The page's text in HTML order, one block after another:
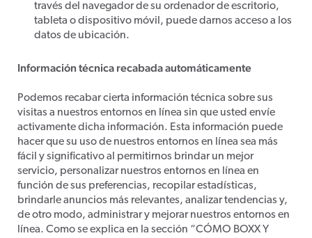
través del navegador de su ordenador de escritorio,
tableta o dispositivo móvil, puede darnos acceso a los
datos de ubicación.
Información técnica recabada automáticamente
Podemos recabar cierta información técnica sobre sus
visitas a nuestros entornos en línea sin que usted envíe
activamente dicha información. Esta información puede
hacer que su uso de nuestros entornos en línea sea más
fácil y significativo al permitirnos brindar un mejor
servicio, personalizar nuestros entornos en línea en
función de sus preferencias, recopilar estadísticas,
brindarle anuncios más relevantes, analizar tendencias y,
de otro modo, administrar y mejorar nuestros entornos en
línea. Como se explica en la sección “CÓMO BOXX Y